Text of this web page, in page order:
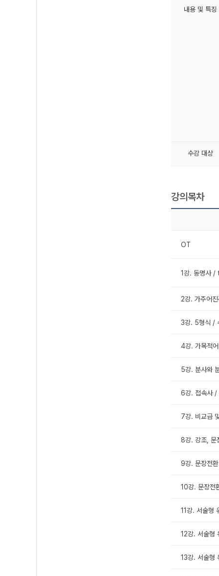
내용 및 특징
수강 대상
강의목차
OT
1강. 동명사 /
2강. 가주어
3강. 5형식 /
4강. 가목적
5강. 분사와
6강. 접속사 /
7강. 비교급
8강. 강조, 문
9강. 문장전
10강. 문장전
11강. 서술형
12강. 서술형
13강. 서술형